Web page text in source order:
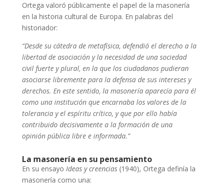
Ortega valoró públicamente el papel de la masonería
en la historia cultural de Europa. En palabras del
historiador:
“Desde su cátedra de metafísica, defendió el derecho a la
libertad de asociación y la necesidad de una sociedad
civil fuerte y plural, en la que los ciudadanos pudieran
asociarse libremente para la defensa de sus intereses y
derechos. En este sentido, la masonería aparecía para él
como una institución que encarnaba los valores de la
tolerancia y el espíritu crítico, y que por ello había
contribuido decisivamente a la formación de una
opinión pública libre e informada.”
La masonería en su pensamiento
En su ensayo Ideas y creencias(1940), Ortega definía la
masonería como una: